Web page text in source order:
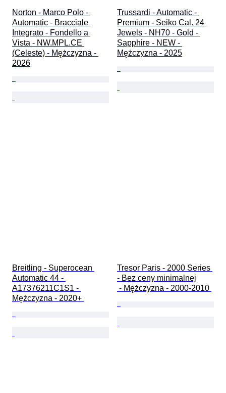
Norton - Marco Polo -
Automatic - Bracciale
Integrato - Fondello a
Vista - NW.MPL.CE
(Celeste) - Mężczyzna -
2026
Trussardi - Automatic -
Premium - Seiko Cal. 24
Jewels - NH70 - Gold -
Sapphire - NEW -
Mężczyzna - 2025
Breitling - Superocean
Automatic 44 -
A17376211C1S1 -
Mężczyzna - 2020+
Tresor Paris - 2000 Series
- Bez ceny minimalnej
- Mężczyzna - 2000-2010